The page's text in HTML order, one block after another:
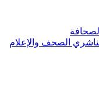
الصحف والإعلام